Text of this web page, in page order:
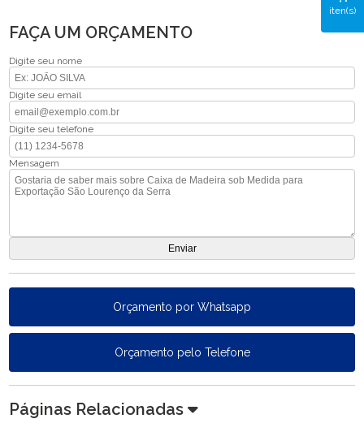
iten(s)
FAÇA UM ORÇAMENTO
Digite seu nome
Digite seu email
Digite seu telefone
Mensagem
Orçamento por Whatsapp
Orçamento pelo Telefone
Páginas Relacionadas